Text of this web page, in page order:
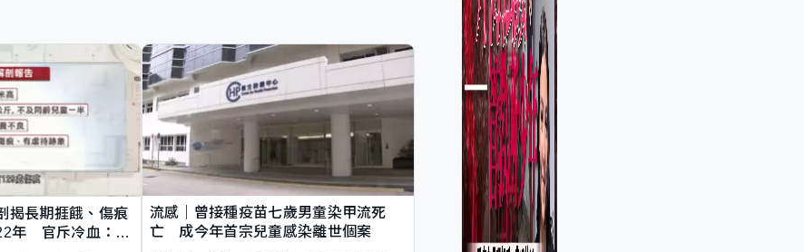
揭長期捱餓、傷痕
年 官斥冷血：同
流感｜曾接種疫苗七歲男童染甲流死
亡 成今年首宗兒童感染離世個案